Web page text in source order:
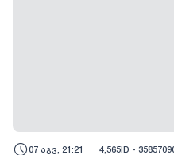
07 აგვ, 21:21 4,565ID -